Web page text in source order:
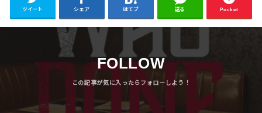
ツイート シェア はてブ 送る Pocket
FOLLOW